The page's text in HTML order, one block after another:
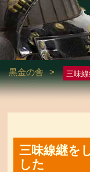
黒金の舎 > 三味
三味線継を
した